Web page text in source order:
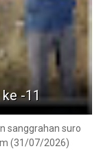
-11
sanggrahan suro
(31/07/2026)